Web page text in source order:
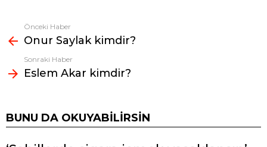
Fazlasına
bak
Önceki Haber
Onur Saylak kimdir?
Sonraki Haber
Eslem Akar kimdir?
BUNU DA OKUYABILIRSIN